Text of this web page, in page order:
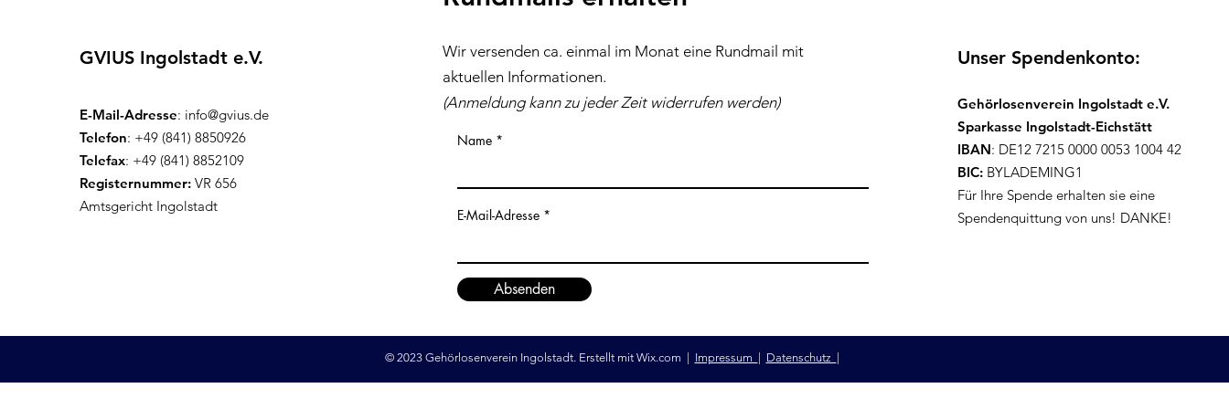
GVIUS Ingolstadt e.V.
E-Mail-Adresse: info@gvius.de
Telefon: +49 (841) 8850926
Telefax: +49 (841) 8852109
Registernummer: VR 656
Amtsgericht Ingolstadt
Wir versenden ca. einmal im Monat eine Rundmail mit
aktuellen Informationen.
(Anmeldung kann zu jeder Zeit widerrufen werden)
Name
E-Mail-Adresse
Absenden
Unser Spendenkonto:
Gehörlosenverein Ingolstadt e.V.
Sparkasse Ingolstadt-Eichstätt
IBAN: DE12 7215 0000 0053 1004 42
BIC: BYLADEMING1
Für Ihre Spende erhalten sie eine
Spendenquittung von uns! DANKE!
© 2023 Gehörlosenverein Ingolstadt. Erstellt mit Wix.com Impressum Datenschutz